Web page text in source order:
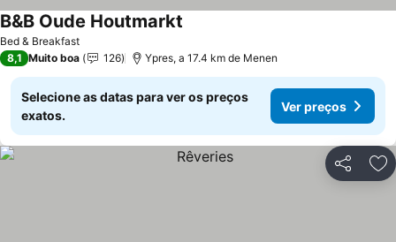
Bed & Breakfast
B&B Oude Houtmarkt
8,1 Muito boa 126 Ypres, a 17.4 km de Menen
Selecione as datas para ver os preços
exatos.
Ver preços
Partilhar